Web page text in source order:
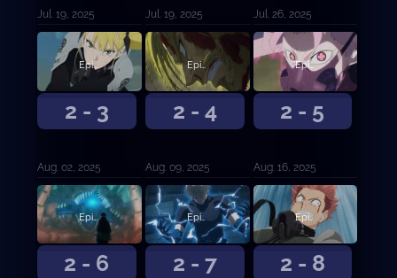
Jul. 19, 2025 Jul. 19, 2025 Jul. 26, 2025
2 - 3
Episodio 3
Aug. 02, 2025
2 - 4
Episodio 4
Aug. 09, 2025
2 - 5
Episodio 5
Aug. 16, 2025
2 - 6
Episodio 18
2 - 7
Episodio 19
2 - 8
Episodio 20